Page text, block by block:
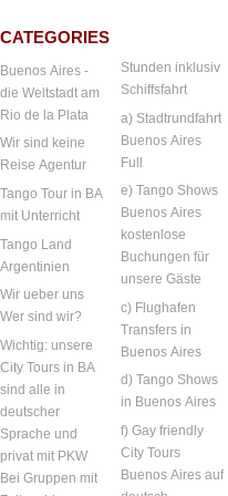
CATEGORIES
Buenos Aires -
die Weltstadt am
Rio de la Plata
Wir sind keine
Reise Agentur
Tango Tour in BA
mit Unterricht
Tango Land
Argentinien
Wir ueber uns
Wer sind wir?
Wichtig: unsere
City Tours in BA
sind alle in
deutscher
Sprache und
privat mit PKW
Bei Gruppen mit
Stunden inklusiv
Schiffsfahrt
a) Stadtrundfahrt
Buenos Aires
Full
e) Tango Shows
Buenos Aires
kostenlose
Buchungen für
unsere Gäste
c) Flughafen
Transfers in
Buenos Aires
d) Tango Shows
in Buenos Aires
f) Gay friendly
City Tours
Buenos Aires auf